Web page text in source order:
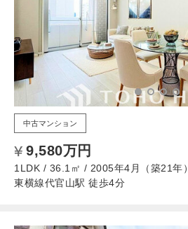
中古マンション
9,580万円
1LDK / 36.1㎡ / 2005年4月（築21年）
東横線代官山駅 徒歩4分